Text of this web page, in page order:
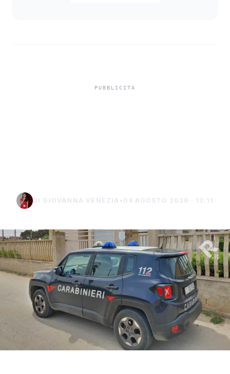
DI GIOVANNA VENEZIA • 04 AGOSTO 2026 · 13:11